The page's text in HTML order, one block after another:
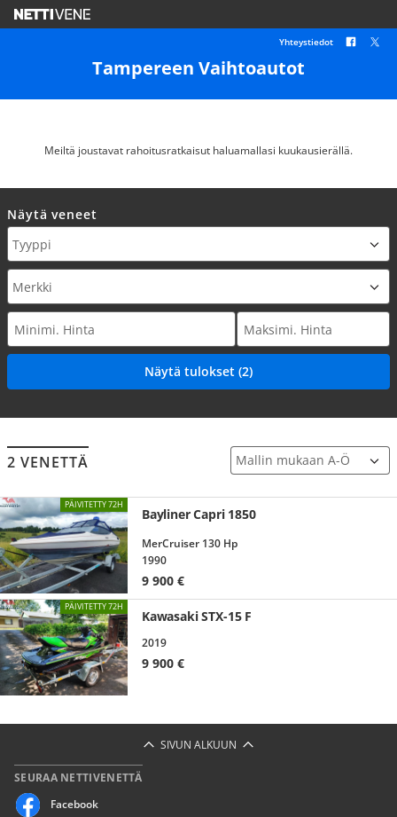
Tampereen Vaihtoautot
Yhteystiedot
Meiltä joustavat rahoitusratkaisut haluamallasi kuukausierällä.
Näytä veneet
2 VENETTÄ
PÄIVITETTY 72H
Bayliner Capri 1850
MerCruiser 130 Hp
1990
9 900 €
PÄIVITETTY 72H
Kawasaki STX-15 F
2019
9 900 €
SIVUN ALKUUN
SEURAA NETTIVENETTÄ
Facebook